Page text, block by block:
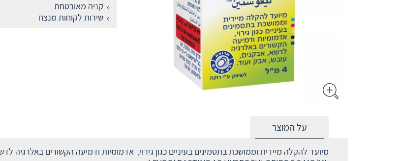
קניה מאובטחת
שירות לקוחות מנצח
על המוצר
מיועד להקלה מיידית וממושכת בתסמינים בעיניים כגון גירוי, אדמומיות ודמיעה הקשורים באלרגיה